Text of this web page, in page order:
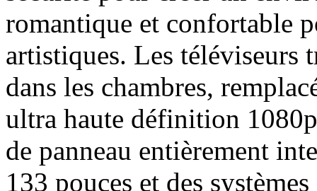
romantique et confortable
artistiques. Les téléviseurs
dans les chambres,
ultra haute définition
de panneau entièrement
133 pouces et des